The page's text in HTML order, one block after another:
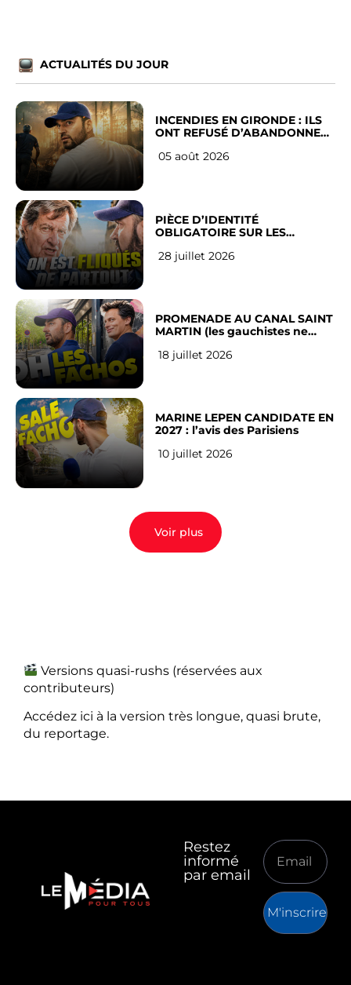
ACTUALITÉS DU JOUR
INCENDIES EN GIRONDE : ILS
ONT REFUSÉ D’ABANDONNER
05 août 2026
PIÈCE D’IDENTITÉ
OBLIGATOIRE SUR LES
Français
28 juillet 2026
PROMENADE AU CANAL SAINT
MARTIN (les gauchistes ne
18 juillet 2026
MARINE LEPEN CANDIDATE EN
2027 : l’avis des Parisiens
10 juillet 2026
Voir plus
Versions quasi-rushs (réservées aux
contributeurs)
Accédez ici à la version très longue, quasi brute,
du reportage.
Restez
informé
par email
M'inscrire